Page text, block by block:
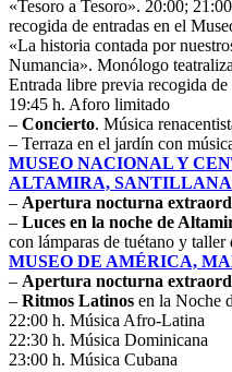
«Tesoro a Tesoro». 20:00;
recogida de entradas en el
«La historia contada por
Numancia». Monólogo
Entrada libre previa recogida de
19:45 h. Aforo limitado
– Concierto. Música
– Terraza en el jardín con
MUSEO NACIONAL Y
ALTAMIRA,
– Apertura nocturna
– Luces en la noche de
con lámparas de tuétano y taller
MUSEO DE AMÉRICA,
– Apertura nocturna
– Ritmos Latinos en la Noche
22:00 h. Música Afro-Latina
22:30 h. Música Dominicana
23:00 h. Música Cubana